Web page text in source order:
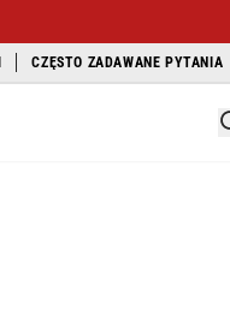
CZĘSTO ZADAWANE PYTANIA